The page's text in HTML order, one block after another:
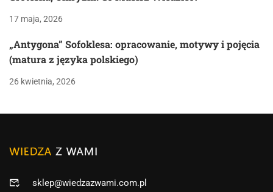
17 maja, 2026
„Antygona” Sofoklesa: opracowanie, motywy i pojęcia
(matura z języka polskiego)
26 kwietnia, 2026
sklep@wiedzazwami.com.pl